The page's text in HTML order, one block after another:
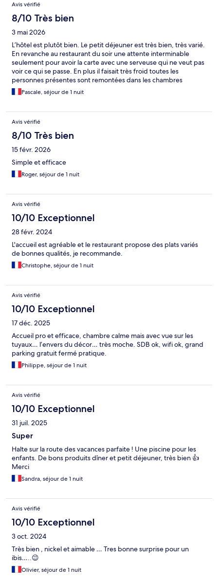
Avis vérifié
8/10 Très bien
3 mai 2026
L’hôtel est plutôt bien. Le petit déjeuner est très bien, très varié.
En revanche au restaurant du soir une attente interminable
seulement pour avoir la carte avec une serveuse qui ne veut pas
voir ce qui se passe. En plus il faisait très froid toutes les
personnes présentes sont remontées dans les chambres
chercher un pull. Au bout d’un moment nous sommes partis.
Pascale, séjour de 1 nuit
Avis vérifié
8/10 Très bien
15 févr. 2026
Simple et efficace
Roger, séjour de 1 nuit
Avis vérifié
10/10 Exceptionnel
28 févr. 2024
L'accueil est agréable et le restaurant propose des plats variés
de bonnes qualités, je recommande.
Christophe, séjour de 1 nuit
Avis vérifié
10/10 Exceptionnel
17 déc. 2025
Accueil pro et efficace, chambre calme mais avec vue sur les
tuyaux… l’envers du décor… très moche. SDB ok, wifi ok, grand
parking gratuit fermé pratique.
Philippe, séjour de 1 nuit
Avis vérifié
10/10 Exceptionnel
31 juil. 2025
Super
Halte sur la route des vacances parfaite ! Une piscine pour les
enfants. De bons produits dîner et petit déjeuner, très bien 👍
Merci
Sandra, séjour de 1 nuit
Avis vérifié
10/10 Exceptionnel
3 oct. 2024
Très bien , nickel et aimable … Tres bonne surprise pour un
ibis…..😉
Olivier, séjour de 1 nuit